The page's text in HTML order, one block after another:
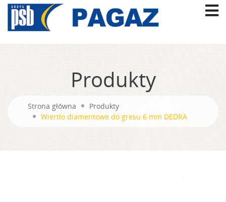
Produkty
Strona główna
Produkty
Wiertło diamentowe do gresu 6 mm DEDRA